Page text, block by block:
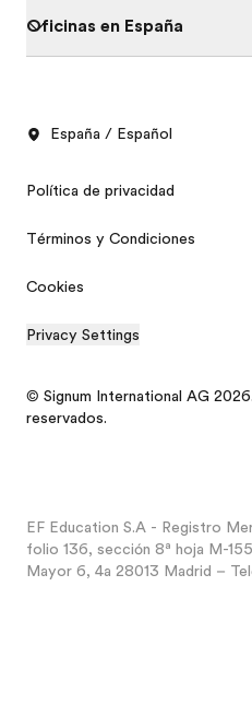
Oficinas en España
España / Español
Política de privacidad
Términos y Condiciones
Cookies
Privacy Settings
© Signum International AG
reservados.
EF Education S.A - Registro
folio 136, sección 8ª hoja M-
Mayor 6, 4a 28013 Madrid –